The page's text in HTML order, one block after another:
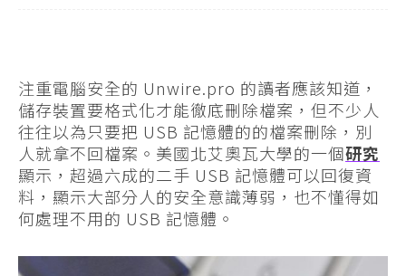
注重電腦安全的 Unwire.pro 的讀者應該知道，
儲存裝置要格式化才能徹底刪除檔案，但不少人
往往以為只要把 USB 記憶體的的檔案刪除，別
人就拿不回檔案。美國北艾奧瓦大學的一個研究
顯示，超過六成的二手 USB 記憶體可以回復資
料，顯示大部分人的安全意識薄弱，也不懂得如
何處理不用的 USB 記憶體。